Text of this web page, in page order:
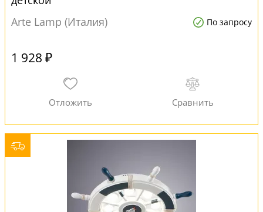
Arte Lamp (Италия)
По запросу
1 928 ₽